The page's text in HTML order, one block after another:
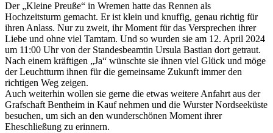
Der „Kleine Preuße“ in Wremen hatte das Rennen als
Hochzeitsturm gemacht. Er ist klein und knuffig, genau richtig für
ihren Anlass. Nur zu zweit, ihr Moment für das Versprechen ihrer
Liebe und ohne viel Tamtam. Und so wurden sie am 12. April 2024
um 11:00 Uhr von der Standesbeamtin Ursula Bastian dort getraut.
Nach einem kräftigen „Ja“ wünschte sie ihnen viel Glück und möge
der Leuchtturm ihnen für die gemeinsame Zukunft immer den
richtigen Weg zeigen.
Auch weiterhin wollen sie gerne die etwas weitere Anfahrt aus der
Grafschaft Bentheim in Kauf nehmen und die Wurster Nordseeküste
besuchen, um sich an den wunderschönen Moment ihrer
Eheschließung zu erinnern.